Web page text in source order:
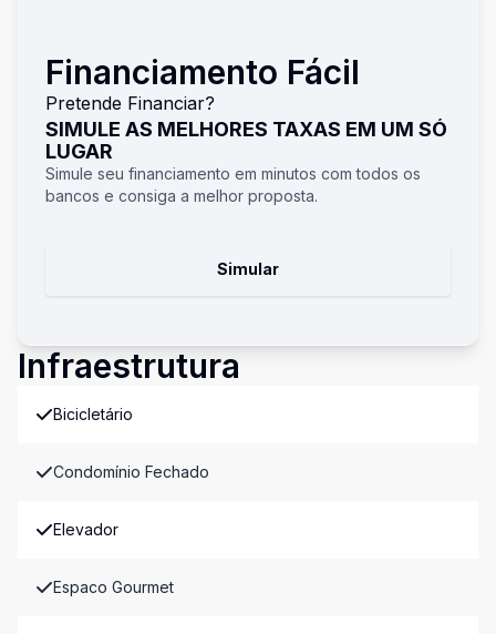
Financiamento Fácil
Pretende Financiar?
SIMULE AS MELHORES TAXAS EM UM SÓ
LUGAR
Simule seu financiamento em minutos com todos os
bancos e consiga a melhor proposta.
Simular
Infraestrutura
Bicicletário
Condomínio Fechado
Elevador
Espaco Gourmet